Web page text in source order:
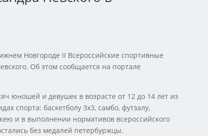
Новгороде II Всероссийские спортивные
Об этом сообщается на портале
юношей и девушек в возрасте от 12 до 14 лет из
спорта: баскетболу 3х3, самбо, футзалу,
и в выполнении нормативов всероссийского
без медалей петербуржцы.